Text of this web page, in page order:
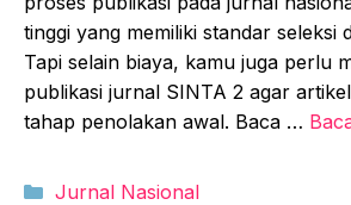
tinggi yang memiliki standar seleksi
Tapi selain biaya, kamu juga perlu
publikasi jurnal SINTA 2 agar
tahap penolakan awal. Baca …
Kategori
Jurnal Nasional